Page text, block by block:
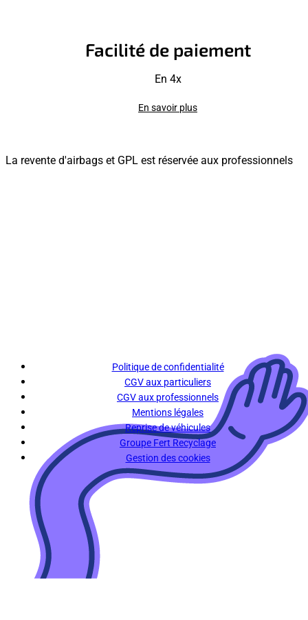
Facilité de paiement
En 4x
En savoir plus
La revente d'airbags et GPL est réservée aux professionnels
Politique de confidentialité
CGV aux particuliers
CGV aux professionnels
Mentions légales
Reprise de véhicules
Groupe Fert Recyclage
Gestion des cookies